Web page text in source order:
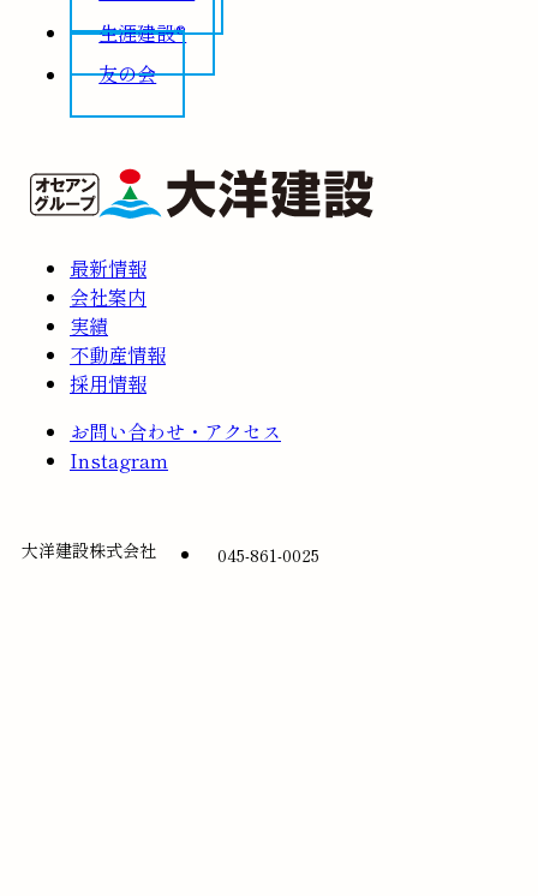
生涯建設®
友の会
最新情報
会社案内
実績
不動産情報
採用情報
お問い合わせ・アクセス
Instagram
大洋建設株式会社 045-861-0025